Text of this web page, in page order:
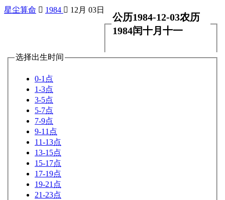
星尘算命  1984  12月 03日
公历1984-12-03农历
1984闰十月十一
选择出生时间
0-1点
1-3点
3-5点
5-7点
7-9点
9-11点
11-13点
13-15点
15-17点
17-19点
19-21点
21-23点